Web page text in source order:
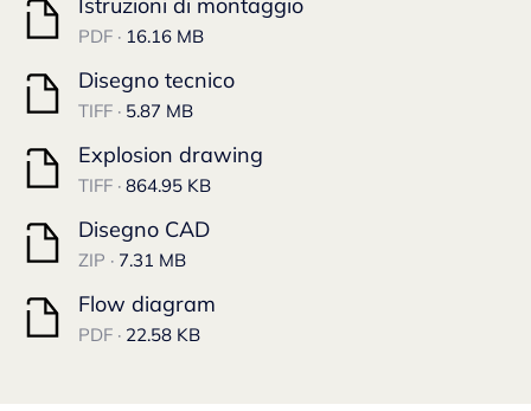
PDF · 16.16 MB
Disegno tecnico
TIFF · 5.87 MB
Explosion drawing
TIFF · 864.95 KB
Disegno CAD
ZIP · 7.31 MB
Flow diagram
PDF · 22.58 KB